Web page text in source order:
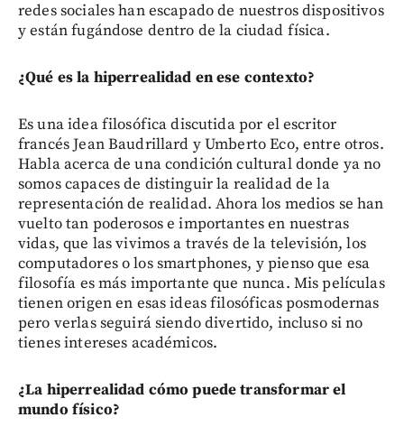
redes sociales han escapado de nuestros dispositivos
y están fugándose dentro de la ciudad física.
¿Qué es la hiperrealidad en ese contexto?
Es una idea filosófica discutida por el escritor
francés Jean Baudrillard y Umberto Eco, entre otros.
Habla acerca de una condición cultural donde ya no
somos capaces de distinguir la realidad de la
representación de realidad. Ahora los medios se han
vuelto tan poderosos e importantes en nuestras
vidas, que las vivimos a través de la televisión, los
computadores o los smartphones, y pienso que esa
filosofía es más importante que nunca. Mis películas
tienen origen en esas ideas filosóficas posmodernas
pero verlas seguirá siendo divertido, incluso si no
tienes intereses académicos.
¿La hiperrealidad cómo puede transformar el
mundo físico?